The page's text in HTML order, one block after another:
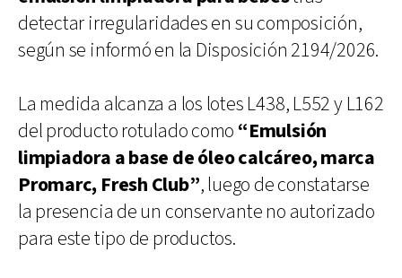
detectar irregularidades en su composición,
según se informó en la Disposición 2194/2026.
La medida alcanza a los lotes L438, L552 y L162
del producto rotulado como “Emulsión
limpiadora a base de óleo calcáreo, marca
Promarc, Fresh Club”, luego de constatarse
la presencia de un conservante no autorizado
para este tipo de productos.